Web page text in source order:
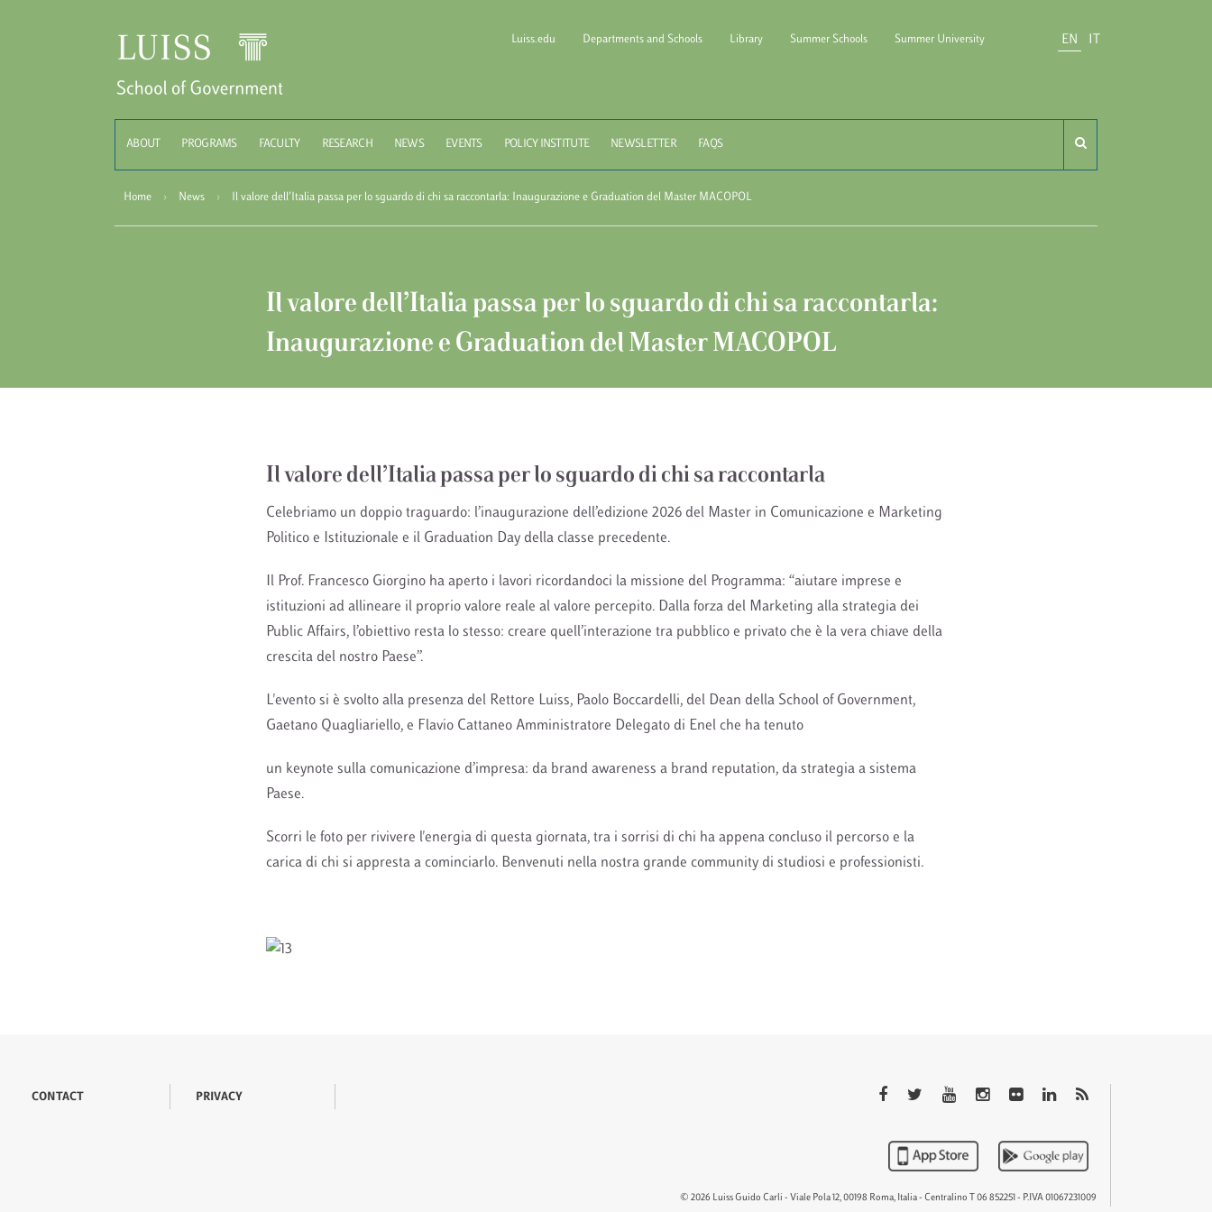
School of Government Luiss Guido Carli
Luiss.edu Departments and Schools Library Summer Schools Summer University EN
ABOUT PROGRAMS FACULTY RESEARCH NEWS EVENTS POLICY INSTITUTE NEWSLETTER FAQS
Home › News › Il valore dell’Italia passa per lo sguardo di chi sa raccontarla: Inaugurazione e Graduation del Master MACOPOL
Il valore dell’Italia passa per lo sguardo di chi sa raccontarla:
Inaugurazione e Graduation del Master MACOPOL
Il valore dell’Italia passa per lo sguardo di chi sa raccontarla
Celebriamo un doppio traguardo: l’inaugurazione dell’edizione 2026 del Master in Comunicazione e Marketing
Politico e Istituzionale e il Graduation Day della classe precedente.
Il Prof. Francesco Giorgino ha aperto i lavori ricordandoci la missione del Programma: “aiutare imprese e
istituzioni ad allineare il proprio valore reale al valore percepito. Dalla forza del Marketing alla strategia dei
Public Affairs, l’obiettivo resta lo stesso: creare quell’interazione tra pubblico e privato che è la vera chiave della
crescita del nostro Paese”.
L'evento si è svolto alla presenza del Rettore Luiss, Paolo Boccardelli, del Dean della School of Government,
Gaetano Quagliariello, e Flavio Cattaneo Amministratore Delegato di Enel che ha tenuto
un keynote sulla comunicazione d’impresa: da brand awareness a brand reputation, da strategia a sistema
Paese.
Scorri le foto per rivivere l'energia di questa giornata, tra i sorrisi di chi ha appena concluso il percorso e la
carica di chi si appresta a cominciarlo. Benvenuti nella nostra grande community di studiosi e professionisti.
CONTACT PRIVACY
© 2026 Luiss Guido Carli - Viale Pola 12, 00198 Roma, Italia - Centralino T 06 852251 - P.IVA 01067231009